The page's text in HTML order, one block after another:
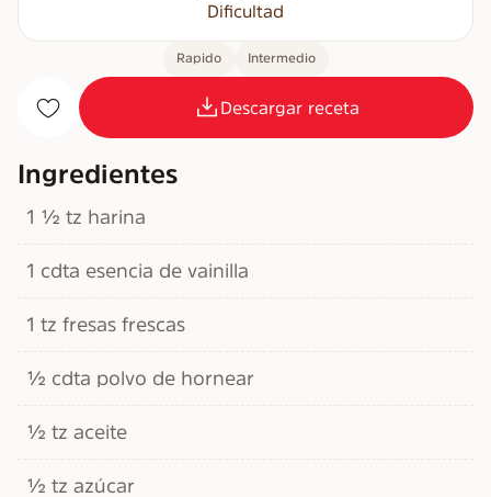
Dificultad
Rapido Intermedio
Descargar receta
Ingredientes
1 ½ tz harina
1 cdta esencia de vainilla
1 tz fresas frescas
½ cdta polvo de hornear
½ tz aceite
½ tz azúcar